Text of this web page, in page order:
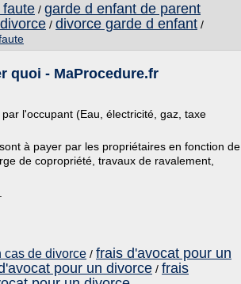
/ garde d enfant de parent
/ divorce garde d enfant /
quoi - MaProcedure.fr
l'occupant (Eau, électricité, gaz, taxe
à payer par les propriétaires en fonction de
de copropriété, travaux de ravalement,
cas de divorce / frais d'avocat pour un
pour un divorce / frais